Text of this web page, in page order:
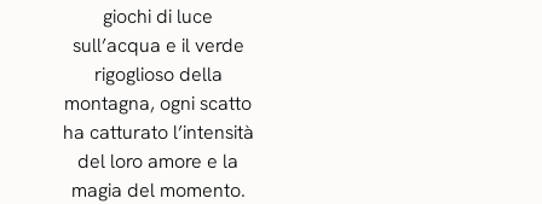
giochi di luce
sull’acqua e il verde
rigoglioso della
montagna, ogni scatto
ha catturato l’intensità
del loro amore e la
magia del momento.